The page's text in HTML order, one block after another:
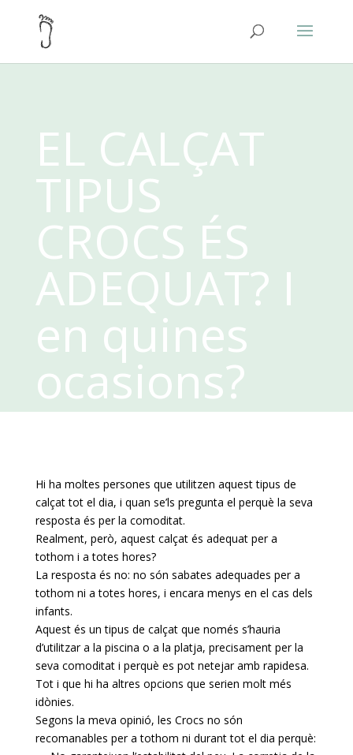
EL CALÇAT
TIPUS
CROCS ÉS
ADEQUAT? I
en quines
ocasions?
Hi ha moltes persones que utilitzen aquest tipus de
calçat tot el dia, i quan se’ls pregunta el perquè la seva
resposta és per la comoditat.
Realment, però, aquest calçat és adequat per a
tothom i a totes hores?
La resposta és no: no són sabates adequades per a
tothom ni a totes hores, i encara menys en el cas dels
infants.
Aquest és un tipus de calçat que només s’hauria
d’utilitzar a la piscina o a la platja, precisament per la
seva comoditat i perquè es pot netejar amb rapidesa.
Tot i que hi ha altres opcions que serien molt més
idònies.
Segons la meva opinió, les Crocs no són
recomanables per a tothom ni durant tot el dia perquè: